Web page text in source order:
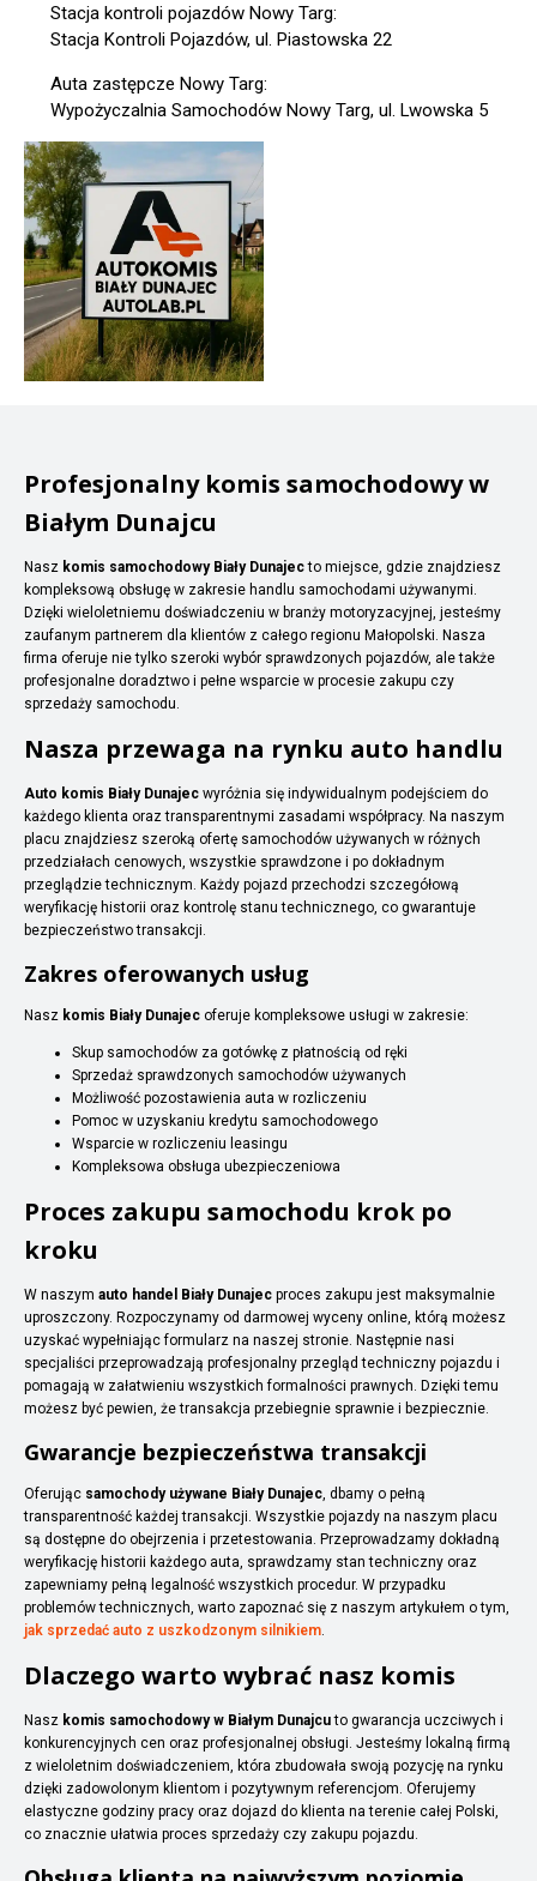
Stacja kontroli pojazdów Nowy Targ:
Stacja Kontroli Pojazdów, ul. Piastowska 22
Auta zastępcze Nowy Targ:
Wypożyczalnia Samochodów Nowy Targ, ul. Lwowska 5
Profesjonalny komis samochodowy w
Białym Dunajcu
Nasz komis samochodowy Biały Dunajecto miejsce, gdzie znajdziesz
kompleksową obsługę w zakresie handlu samochodami używanymi.
Dzięki wieloletniemu doświadczeniu w branży motoryzacyjnej, jesteśmy
zaufanym partnerem dla klientów z całego regionu Małopolski. Nasza
firma oferuje nie tylko szeroki wybór sprawdzonych pojazdów, ale także
profesjonalne doradztwo i pełne wsparcie w procesie zakupu czy
sprzedaży samochodu.
Nasza przewaga na rynku auto handlu
Auto komis Biały Dunajec wyróżnia się indywidualnym podejściem do
każdego klienta oraz transparentnymi zasadami współpracy. Na naszym
placu znajdziesz szeroką ofertę samochodów używanych w różnych
przedziałach cenowych, wszystkie sprawdzone i po dokładnym
przeglądzie technicznym. Każdy pojazd przechodzi szczegółową
weryfikację historii oraz kontrolę stanu technicznego, co gwarantuje
bezpieczeństwo transakcji.
Zakres oferowanych usług
Nasz komis Biały Dunajec oferuje kompleksowe usługi w zakresie:
Skup samochodów za gotówkę z płatnością od ręki
Sprzedaż sprawdzonych samochodów używanych
Możliwość pozostawienia auta w rozliczeniu
Pomoc w uzyskaniu kredytu samochodowego
Wsparcie w rozliczeniu leasingu
Kompleksowa obsługa ubezpieczeniowa
Proces zakupu samochodu krok po
kroku
W naszym auto handel Biały Dunajec proces zakupu jest maksymalnie
uproszczony. Rozpoczynamy od darmowej wyceny online, którą możesz
uzyskać wypełniając formularz na naszej stronie. Następnie nasi
specjaliści przeprowadzają profesjonalny przegląd techniczny pojazdu i
pomagają w załatwieniu wszystkich formalności prawnych. Dzięki temu
możesz być pewien, że transakcja przebiegnie sprawnie i bezpiecznie.
Gwarancje bezpieczeństwa transakcji
Oferując samochody używane Biały Dunajec, dbamy o pełną
transparentność każdej transakcji. Wszystkie pojazdy na naszym placu
są dostępne do obejrzenia i przetestowania. Przeprowadzamy dokładną
weryfikację historii każdego auta, sprawdzamy stan techniczny oraz
zapewniamy pełną legalność wszystkich procedur. W przypadku
problemów technicznych, warto zapoznać się z naszym artykułem o tym,
jak sprzedać auto z uszkodzonym silnikiem.
Dlaczego warto wybrać nasz komis
Nasz komis samochodowy w Białym Dunajcuto gwarancja uczciwych i
konkurencyjnych cen oraz profesjonalnej obsługi. Jesteśmy lokalną firmą
z wieloletnim doświadczeniem, która zbudowała swoją pozycję na rynku
dzięki zadowolonym klientom i pozytywnym referencjom. Oferujemy
elastyczne godziny pracy oraz dojazd do klienta na terenie całej Polski,
co znacznie ułatwia proces sprzedaży czy zakupu pojazdu.